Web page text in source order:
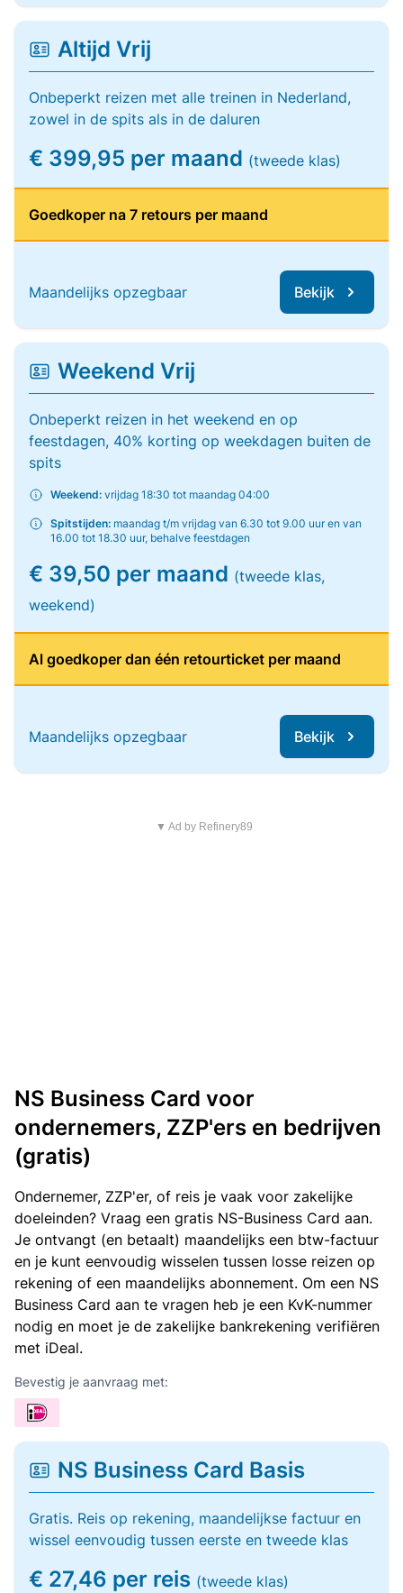
Altijd Vrij
Onbeperkt reizen met alle treinen in Nederland,
zowel in de spits als in de daluren
€ 399,95 per maand (tweede klas)
Goedkoper na 7 retours per maand
Maandelijks opzegbaar Bekijk
Weekend Vrij
Onbeperkt reizen in het weekend en op
feestdagen, 40% korting op weekdagen buiten de
spits
Weekend: vrijdag 18:30 tot maandag 04:00
Spitstijden: maandag t/m vrijdag van 6.30 tot 9.00 uur en van
16.00 tot 18.30 uur, behalve feestdagen
€ 39,50 per maand (tweede klas,
weekend)
Al goedkoper dan één retourticket per maand
Maandelijks opzegbaar Bekijk
▼ Ad by Refinery89
NS Business Card voor
ondernemers, ZZP'ers en bedrijven
(gratis)
Ondernemer, ZZP'er, of reis je vaak voor zakelijke
doeleinden? Vraag een gratis NS-Business Card aan.
Je ontvangt (en betaalt) maandelijks een btw-factuur
en je kunt eenvoudig wisselen tussen losse reizen op
rekening of een maandelijks abonnement. Om een NS
Business Card aan te vragen heb je een KvK-nummer
nodig en moet je de zakelijke bankrekening verifiëren
met iDeal.
Bevestig je aanvraag met:
NS Business Card Basis
Gratis. Reis op rekening, maandelijkse factuur en
wissel eenvoudig tussen eerste en tweede klas
€ 27,46 per reis (tweede klas)